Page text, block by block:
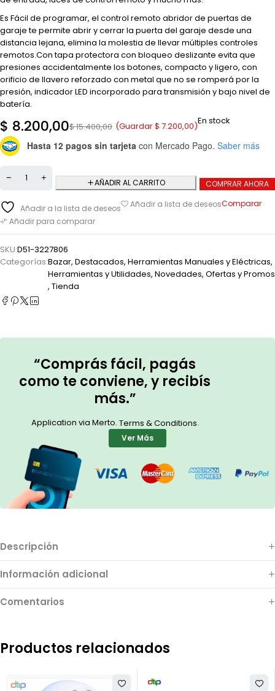
Es Fácil de programar, el control remoto abridor de puertas de
garaje te permite abrir y cerrar la puerta del garaje desde una
distancia lejana, elimina la molestia de llevar múltiples controles
remotos.Con tapa protectora con bloqueo deslizante evita que
presiones accidentalmente los botones, compacto y ligero, con
orificio de llavero reforzado con metal que no se romperá por la
presión, indicador LED incorporado para transmisión y bajo nivel de
batería.
$15.400,00
$ 8.200,00 (Guardar$ 7.200,00)En stock
Hasta 12 pagos sin tarjeta con Mercado Pago. Saber más
AÑADIR AL CARRITO COMPRAR AHORA
Añadir a la lista de deseos Añadir a lista de deseosComparar
Añadir para comparar
SKU:D51-3227806
Categorías:Bazar, Destacados, Herramientas Manuales y Eléctricas,
Herramientas y Utilidades, Novedades, Ofertas y Promos
, Tienda
“Comprás fácil, pagás
como te conviene, y recibís
más.”
Application via Merto. Terms & Conditions.
Ver Más
Descripción
Información adicional
Comentarios
Productos relacionados